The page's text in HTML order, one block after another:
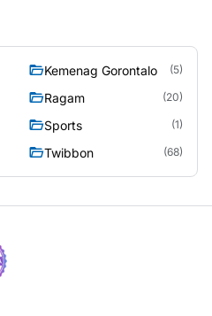
Kemenag Gorontalo (5)
Ragam (20)
Sports (1)
Twibbon (68)